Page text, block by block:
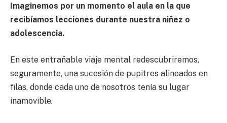
Imaginemos por un momento el aula en la que
recibíamos lecciones durante nuestra niñez o
adolescencia.
En este entrañable viaje mental redescubriremos,
seguramente, una sucesión de pupitres alineados en
filas, donde cada uno de nosotros tenía su lugar
inamovible.